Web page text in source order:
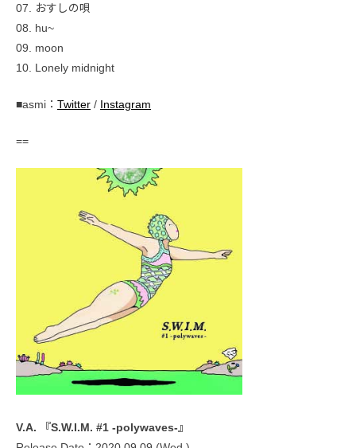
07. おすしの唄
08. hu~
09. moon
10. Lonely midnight
■asmi： Twitter / Instagram
==
V.A. 『S.W.I.M. #1 -polywaves-』